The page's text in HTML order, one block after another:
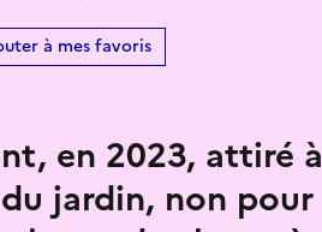
à mes favoris
en 2023, attiré à
jardin, non pour